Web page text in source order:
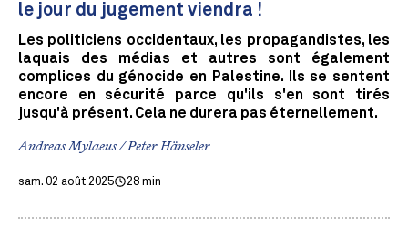
le jour du jugement viendra !
Les politiciens occidentaux, les propagandistes, les
laquais des médias et autres sont également
complices du génocide en Palestine. Ils se sentent
encore en sécurité parce qu'ils s'en sont tirés
jusqu'à présent. Cela ne durera pas éternellement.
Andreas Mylaeus / Peter Hänseler
sam. 02 août 2025 28 min